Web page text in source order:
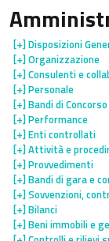
[+]Disposizioni
[+]Organizzazione
[+]Consulenti e
[+]Personale
[+]Bandi di Concorso
[+]Performance
[+]Enti controllati
[+]Attività e
[+]Provvedimenti
[+]Bandi di gara e
[+]Sovvenzioni,
[+]Bilanci
[+]Beni immobili e